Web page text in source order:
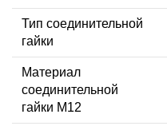
Тип соединительной
гайки
Материал
соединительной
гайки M12